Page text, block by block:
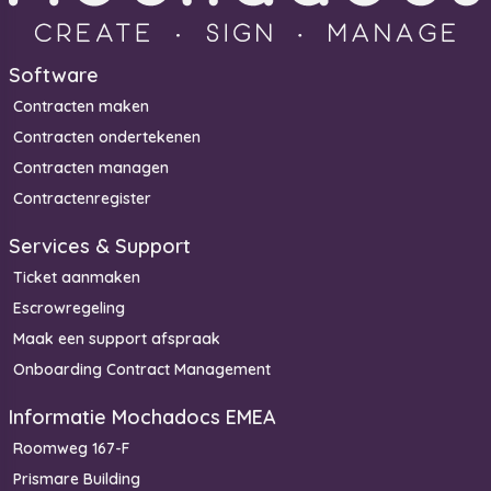
Software
Contracten maken
Contracten ondertekenen
Contracten managen
Contractenregister
Services & Support
Ticket aanmaken
Escrowregeling
Maak een support afspraak
Onboarding Contract Management
Informatie Mochadocs EMEA
Roomweg 167-F
Prismare Building